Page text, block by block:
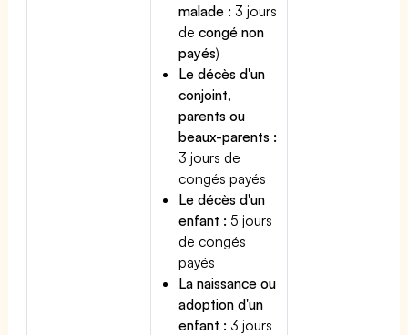
malade : 3 jours
decongé non
payés)
Le décès d'un
conjoint,
parents ou
beaux-parents :
3 jours de
congés payés
Le décès d'un
enfant : 5 jours
de congés
payés
La naissance ou
adoption d'un
enfant : 3 jours